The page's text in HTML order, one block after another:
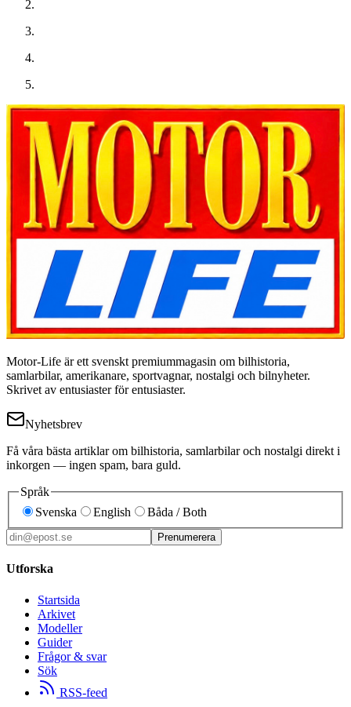
Motor-Life är ett svenskt premiummagasin om bilhistoria,
samlarbilar, amerikanare, sportvagnar, nostalgi och bilnyheter.
Skrivet av entusiaster för entusiaster.
Nyhetsbrev
Få våra bästa artiklar om bilhistoria, samlarbilar och nostalgi direkt i
inkorgen — ingen spam, bara guld.
Språk
Svenska
English Båda / Both
Prenumerera
Utforska
Startsida
Arkivet
Modeller
Guider
Frågor & svar
Sök
RSS-feed